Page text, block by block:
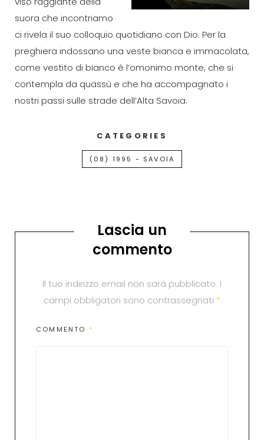
suora che incontriamo
ci rivela il suo colloquio quotidiano con Dio. Per la
preghiera indossano una veste bianca e immacolata,
come vestito di bianco è l’omonimo monte, che si
contempla da quassù e che ha accompagnato i
nostri passi sulle strade dell’Alta Savoia.
CATEGORIES
(08) 1995 - SAVOIA
Lascia un
commento
Il tuo indirizzo email non sarà pubblicato. I
campi obbligatori sono contrassegnati *
COMMENTO *